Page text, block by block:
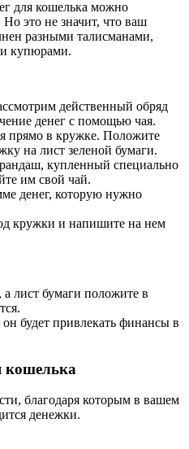
для кошелька можно
это не значит, что ваш
разными талисманами,
купюрами.
действенный обряд
денег с помощью чая.
прямо в кружке. Положите
на лист зеленой бумаги.
купленный специально
им свой чай.
денег, которую нужно
кружки и напишите на нем
лист бумаги положите в
будет привлекать финансы в
кошелька
благодаря которым в вашем
денежки.